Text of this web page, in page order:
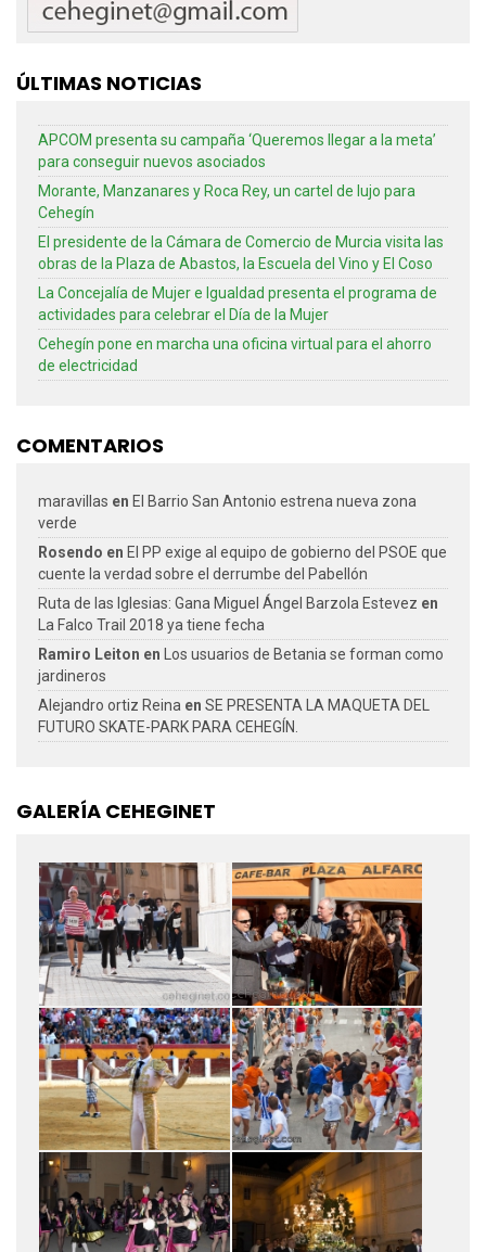
ÚLTIMAS NOTICIAS
APCOM presenta su campaña ‘Queremos llegar a la meta’
para conseguir nuevos asociados
Morante, Manzanares y Roca Rey, un cartel de lujo para
Cehegín
El presidente de la Cámara de Comercio de Murcia visita las
obras de la Plaza de Abastos, la Escuela del Vino y El Coso
La Concejalía de Mujer e Igualdad presenta el programa de
actividades para celebrar el Día de la Mujer
Cehegín pone en marcha una oficina virtual para el ahorro
de electricidad
COMENTARIOS
maravillas en El Barrio San Antonio estrena nueva zona
verde
Rosendo en El PP exige al equipo de gobierno del PSOE que
cuente la verdad sobre el derrumbe del Pabellón
Ruta de las Iglesias: Gana Miguel Ángel Barzola Estevez en
La Falco Trail 2018 ya tiene fecha
Ramiro Leiton en
Los usuarios de Betania se forman como
jardineros
Alejandro ortiz Reina en SE PRESENTA LA MAQUETA DEL
FUTURO SKATE-PARK PARA CEHEGÍN.
GALERÍA CEHEGINET